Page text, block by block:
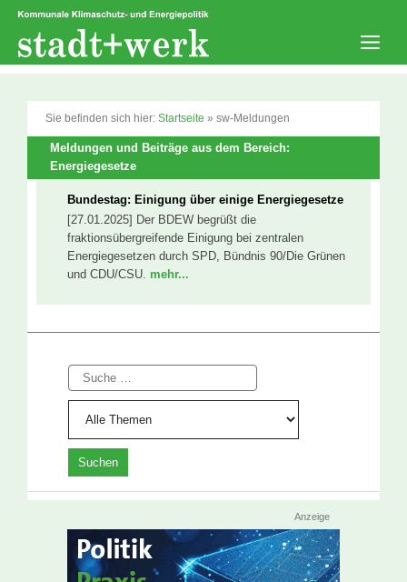
Zum
springen
Sie befinden sich hier: Startseite » sw-Meldungen
Meldungen und Beiträge aus dem Bereich:
Energiegesetze
Bundestag: Einigung über einige Energiegesetze
[27.01.2025] Der BDEW begrüßt die
fraktionsübergreifende Einigung bei zentralen
Energiegesetzen durch SPD, Bündnis 90/Die Grünen
und CDU/CSU. mehr...
Suche
Anzeige